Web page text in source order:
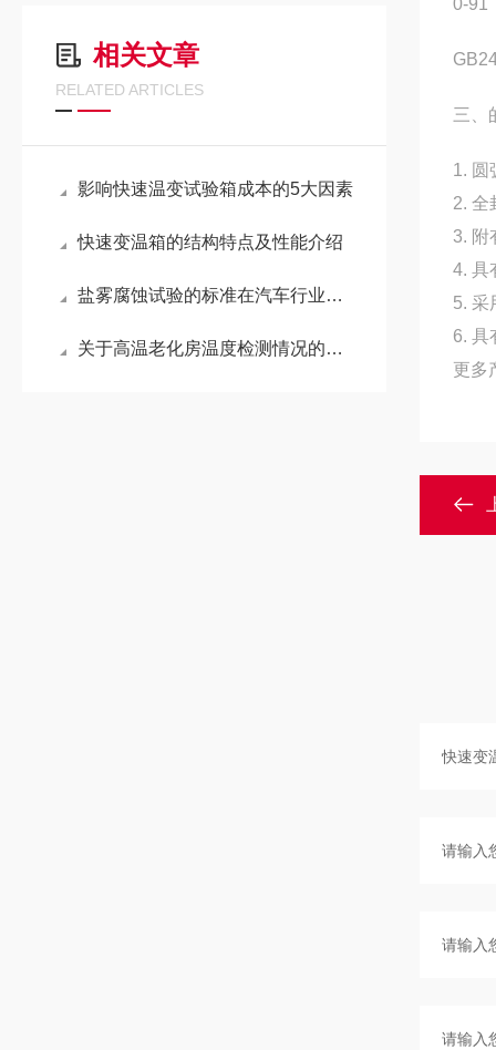
相关文章
RELATED ARTICLES
影响快速温变试验箱成本的5大因素
快速变温箱的结构特点及性能介绍
盐雾腐蚀试验的标准在汽车行业的应用
关于高温老化房温度检测情况的说明
0-91
三、
1. 圆
2. 全
3. 附
4. 具
5. 采
6. 具
更多